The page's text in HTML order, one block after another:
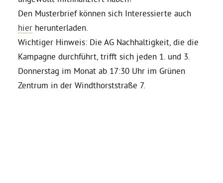
Grüne Jugend
CampusGrün
Den Musterbrief können sich Interessierte auch
hier herunterladen.
Wichtiger Hinweis: Die AG Nachhaltigkeit, die die
Kampagne durchführt, trifft sich jeden 1. und 3.
Donnerstag im Monat ab 17:30 Uhr im Grünen
Zentrum in der Windthorststraße 7.